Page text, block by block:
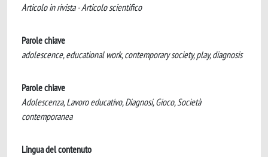
Articolo in rivista - Articolo scientifico
Parole chiave
adolescence, educational work, contemporary society, play, diagnosis
Parole chiave
Adolescenza, Lavoro educativo, Diagnosi, Gioco, Società
contemporanea
Lingua del contenuto